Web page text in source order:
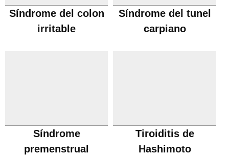
Síndrome del colon
irritable
Síndrome del tunel
carpiano
Síndrome
premenstrual
Tiroiditis de
Hashimoto